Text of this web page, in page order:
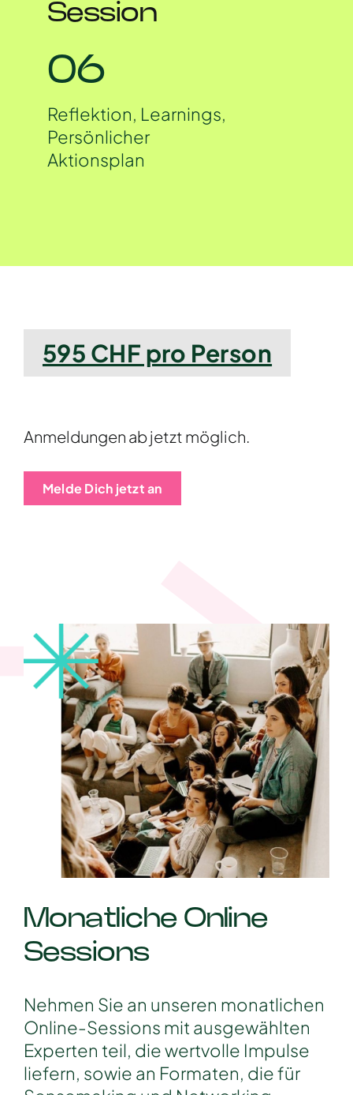
Session
06
Reflektion, Learnings,
Persönlicher
Aktionsplan
595 CHF pro Person
Anmeldungen ab jetzt möglich.
Melde Dich jetzt an
Monatliche Online
Sessions
Nehmen Sie an unseren monatlichen
Online-Sessions mit ausgewählten
Experten teil, die wertvolle Impulse
liefern, sowie an Formaten, die für